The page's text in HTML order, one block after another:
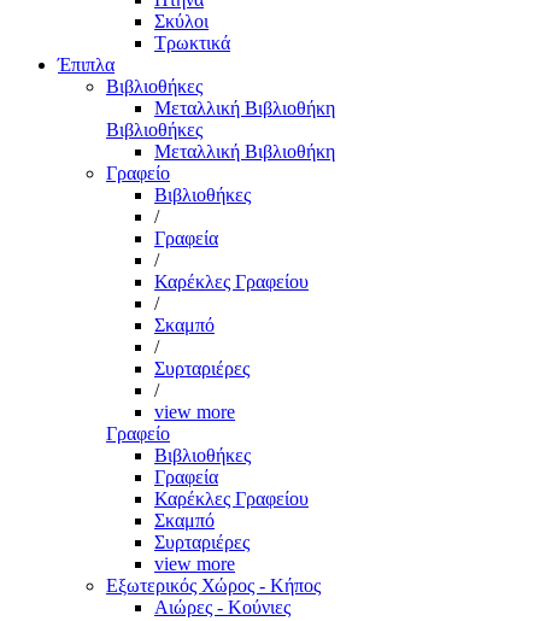
Σκύλοι
Τρωκτικά
Έπιπλα
Βιβλιοθήκες
Μεταλλική Βιβλιοθήκη
Βιβλιοθήκες
Μεταλλική Βιβλιοθήκη
Γραφείο
Βιβλιοθήκες
/
Γραφεία
/
Καρέκλες Γραφείου
/
Σκαμπό
/
Συρταριέρες
/
view more
Γραφείο
Βιβλιοθήκες
Γραφεία
Καρέκλες Γραφείου
Σκαμπό
Συρταριέρες
view more
Εξωτερικός Χώρος - Κήπος
Αιώρες - Κούνιες